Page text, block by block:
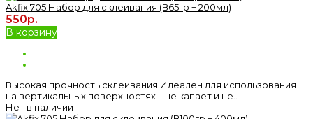
Akfix 705 Набор для склеивания (В65гр + 200мл)
550р.
В корзину
Высокая прочность склеивания Идеален для использования
на вертикальных поверхностях – не капает и не..
Нет в наличии